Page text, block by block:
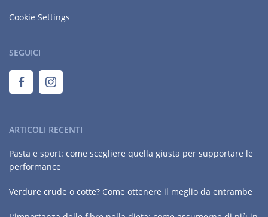
Cookie Settings
SEGUICI
ARTICOLI RECENTI
Pasta e sport: come scegliere quella giusta per supportare le
performance
Verdure crude o cotte? Come ottenere il meglio da entrambe